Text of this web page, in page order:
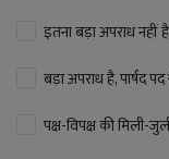
इतना बड़ा अपराध नहीं
बड़ा अपराध है, पार्षद
पक्ष-विपक्ष की मिली-